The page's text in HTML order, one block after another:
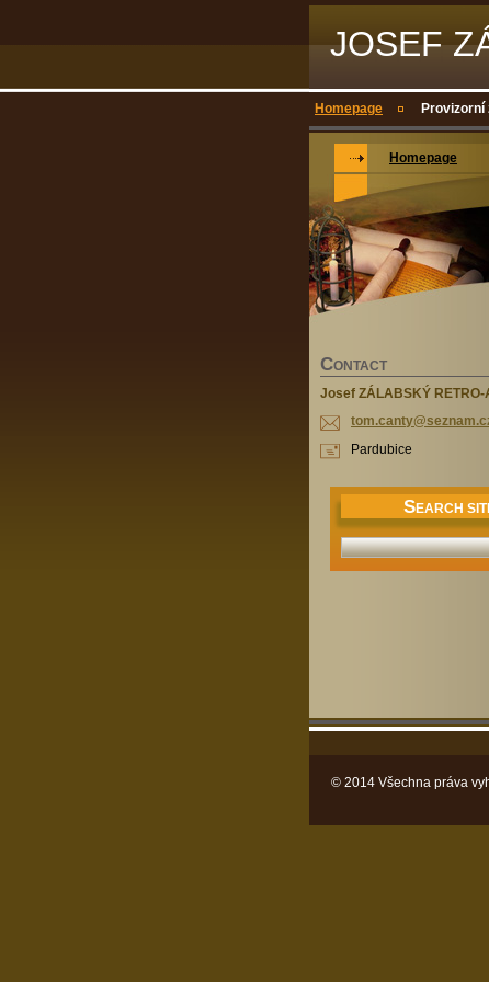
JOSEF
Homepage Provizorní
Homepage
CONTACT
Josef ZÁLABSKÝ RETRO-
tom.canty@seznam
Pardubice
SEARCH
© 2014 Všechna práva